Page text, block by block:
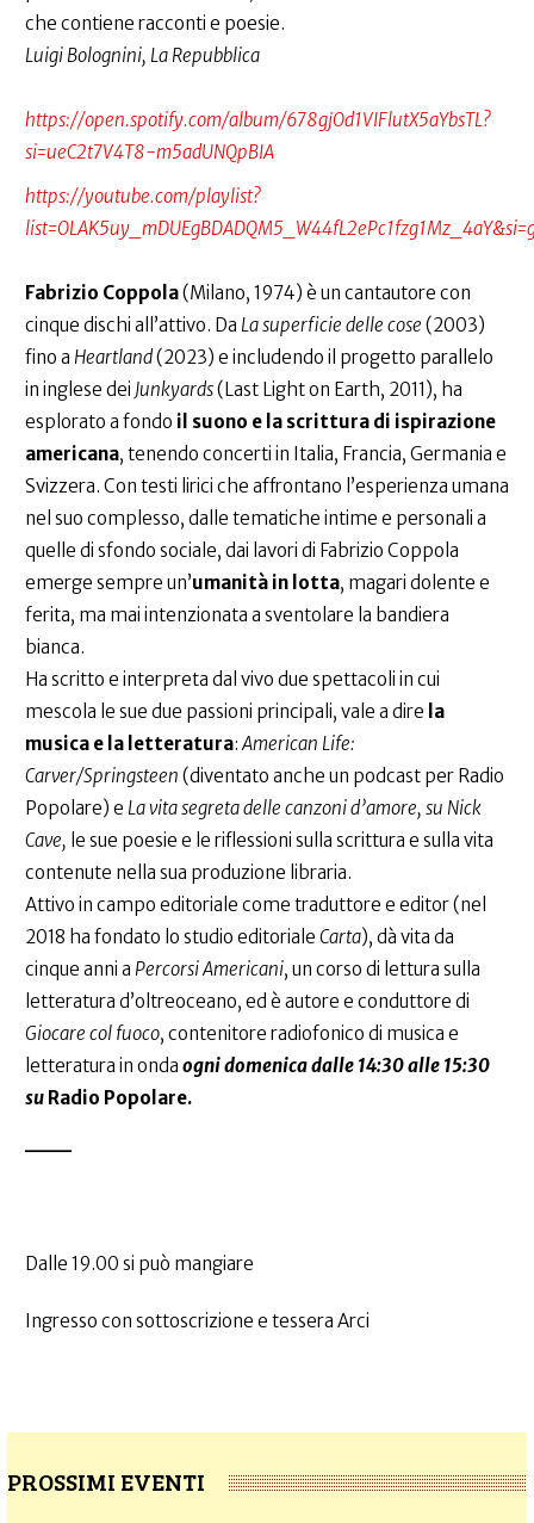
che contiene racconti e poesie.
Luigi Bolognini, La Repubblica
https://open.spotify.com/album/678gjOd1VIFlutX5aYbsTL?
si=ueC2t7V4T8-m5adUNQpBIA
https://youtube.com/playlist?
Fabrizio Coppola(Milano, 1974) è un cantautore con
cinque dischi all’attivo. Da La superficie delle cose (2003)
fino a Heartland(2023) e includendo il progetto parallelo
in inglese dei Junkyards(Last Light on Earth, 2011), ha
esplorato a fondo il suono e la scrittura di ispirazione
americana, tenendo concerti in Italia, Francia, Germania e
Svizzera. Con testi lirici che affrontano l’esperienza umana
nel suo complesso, dalle tematiche intime e personali a
quelle di sfondo sociale, dai lavori di Fabrizio Coppola
emerge sempre un’umanità in lotta, magari dolente e
ferita, ma mai intenzionata a sventolare la bandiera
bianca.
Ha scritto e interpreta dal vivo due spettacoli in cui
mescola le sue due passioni principali, vale a dire la
musica e la letteratura:American Life:
Carver/Springsteen (diventato anche un podcast per Radio
Popolare) e La vita segreta delle canzoni d’amore, su Nick
Cave, le sue poesie e le riflessioni sulla scrittura e sulla vita
contenute nella sua produzione libraria.
Attivo in campo editoriale come traduttore e editor (nel
2018 ha fondato lo studio editoriale Carta), dà vita da
cinque anni a Percorsi Americani, un corso di lettura sulla
letteratura d’oltreoceano, ed è autore e conduttore di
Giocare col fuoco, contenitore radiofonico di musica e
letteratura in onda ogni domenica dalle 14:30 alle 15:30
su Radio Popolare.
Dalle 19.00 si può mangiare
Ingresso con sottoscrizione e tessera Arci
PROSSIMI EVENTI